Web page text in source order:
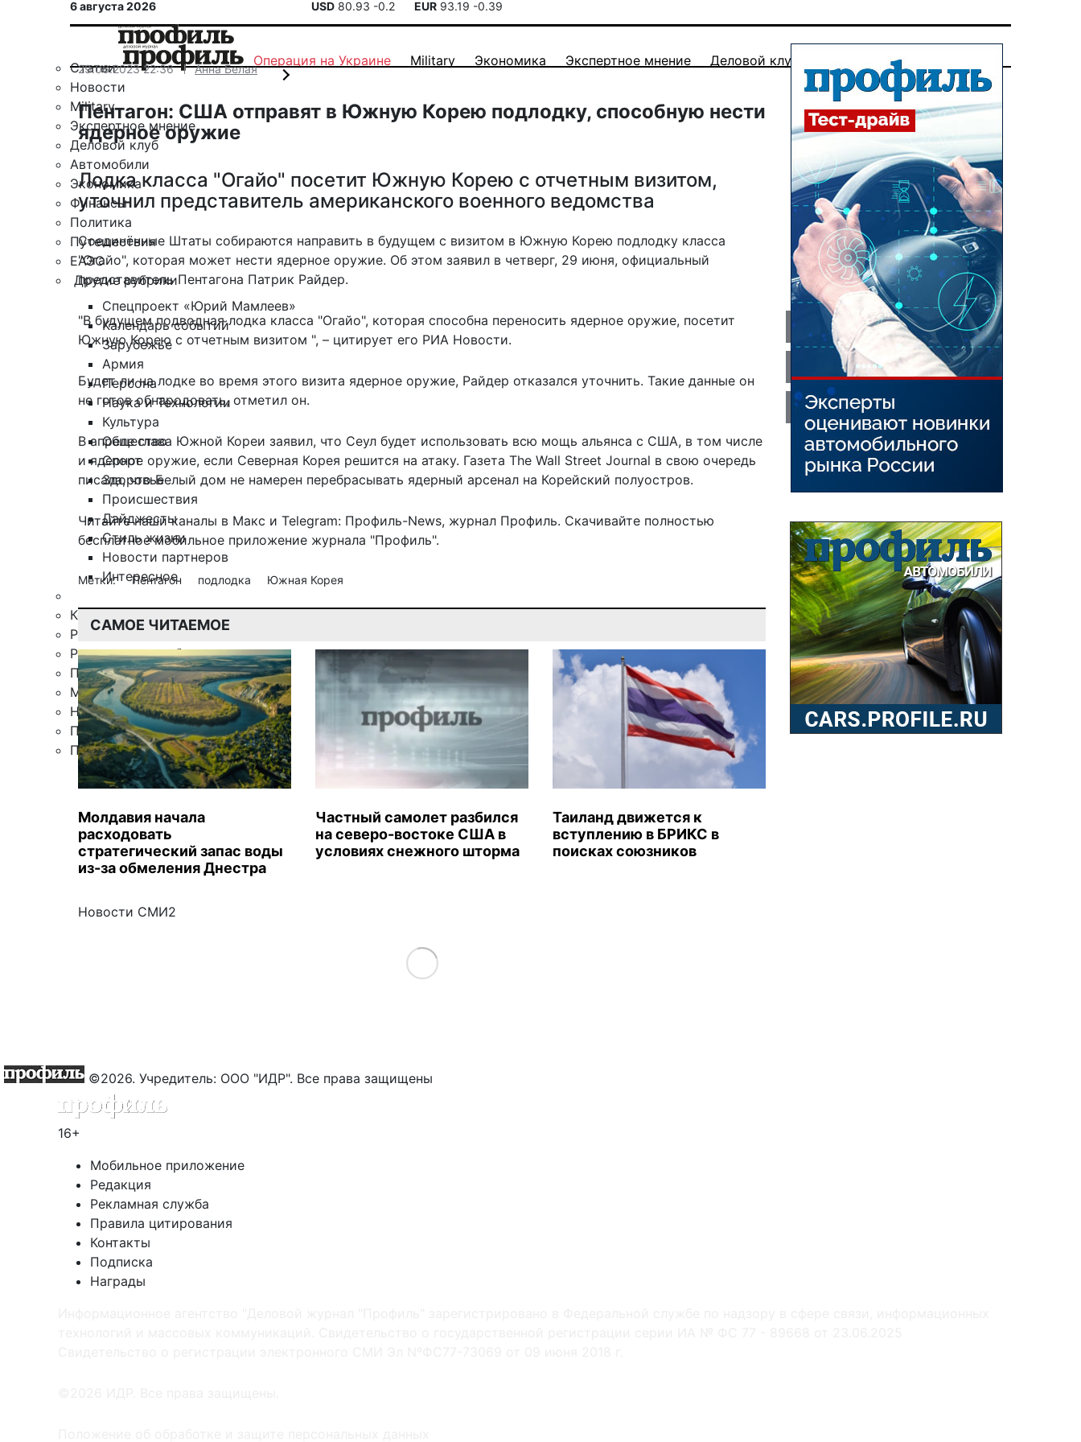
6 августа 2026 USD 80.93 -0.2 EUR 93.19 -0.39
Статьи
Новости
Military
Экспертное мнение
Деловой клуб
Автомобили
Экономика
Финансы
Политика
Путешествия
ЕАЭС
Другие рубрики
Спецпроект «Юрий Мамлеев»
Календарь событий
Зарубежье
Армия
Персона
Наука и Технологии
Культура
Общество
Спорт
Здоровье
Происшествия
Дайджесты
Стиль жизни
Новости партнеров
Интересное
Контакты
Редакция
Рекламная служба
Поиск по сайту
Мобильное приложение
Награды
Правила цитирования
Подписка
Операция на Украине Military Экономика Экспертное мнение Деловой клуб
29.06.2023 22:36 Анна Белая
Пентагон: США отправят в Южную Корею подлодку, способную нести
ядерное оружие
Лодка класса "Огайо" посетит Южную Корею с отчетным визитом,
уточнил представитель американского военного ведомства
Соединённые Штаты собираются направить в будущем с визитом в Южную Корею подлодку класса
"Огайо", которая может нести ядерное оружие. Об этом заявил в четверг, 29 июня, официальный
представитель Пентагона Патрик Райдер.
"В будущем подводная лодка класса "Огайо", которая способна переносить ядерное оружие, посетит
Южную Корею с отчетным визитом ", – цитирует его РИА Новости.
Будет ли на лодке во время этого визита ядерное оружие, Райдер отказался уточнить. Такие данные он
не готов обнародовать, отметил он.
В апреле глава Южной Кореи заявил, что Сеул будет использовать всю мощь альянса с США, в том числе
и ядерное оружие, если Северная Корея решится на атаку. Газета The Wall Street Journal в свою очередь
писала, что Белый дом не намерен перебрасывать ядерный арсенал на Корейский полуостров.
Читайте наши каналы в Макс и Telegram: Профиль-News, журнал Профиль. Скачивайте полностью
бесплатное мобильное приложение журнала "Профиль".
Метки: Пентагон подлодка Южная Корея
САМОЕ ЧИТАЕМОЕ
Молдавия начала
расходовать
стратегический запас воды
из-за обмеления Днестра
Частный самолет разбился
на северо-востоке США в
условиях снежного шторма
Таиланд движется к
вступлению в БРИКС в
поисках союзников
Новости СМИ2
Load More
©2026. Учредитель: ООО "ИДР". Все права защищены
16+
Мобильное приложение
Редакция
Рекламная служба
Правила цитирования
Контакты
Подписка
Награды